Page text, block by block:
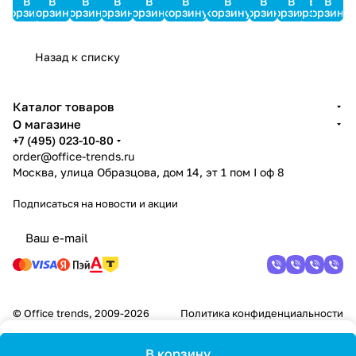
корзинукорзинукорзинукорзинукорзинукорзинукорзинукорзинукорзинукорзину
корзину
Назад к списку
Каталог товаров
О магазине
+7 (495) 023-10-80
order@office-trends.ru
Москва, улица Образцова, дом 14, эт 1 пом I оф 8
Подписаться на новости и акции
© Office trends, 2009-2026 Политика конфиденциальности